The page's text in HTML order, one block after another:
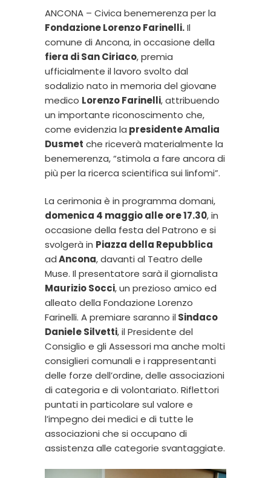
ANCONA – Civica benemerenza per la
Fondazione Lorenzo Farinelli.Il
comune di Ancona, in occasione della
fiera di San Ciriaco, premia
ufficialmente il lavoro svolto dal
sodalizio nato in memoria del giovane
medico Lorenzo Farinelli, attribuendo
un importante riconoscimento che,
come evidenzia la presidente Amalia
Dusmet che riceverà materialmente la
benemerenza, “stimola a fare ancora di
più per la ricerca scientifica sui linfomi”.
La cerimonia è in programma domani,
domenica 4 maggio alle ore 17.30, in
occasione della festa del Patrono e si
svolgerà in Piazza della Repubblica
adAncona, davanti al Teatro delle
Muse. Il presentatore sarà il giornalista
Maurizio Socci, un prezioso amico ed
alleato della Fondazione Lorenzo
Farinelli. A premiare saranno il Sindaco
Daniele Silvetti, il Presidente del
Consiglio e gli Assessori ma anche molti
consiglieri comunali e i rappresentanti
delle forze dell’ordine, delle associazioni
di categoria e di volontariato. Riflettori
puntati in particolare sul valore e
l’impegno dei medici e di tutte le
associazioni che si occupano di
assistenza alle categorie svantaggiate.